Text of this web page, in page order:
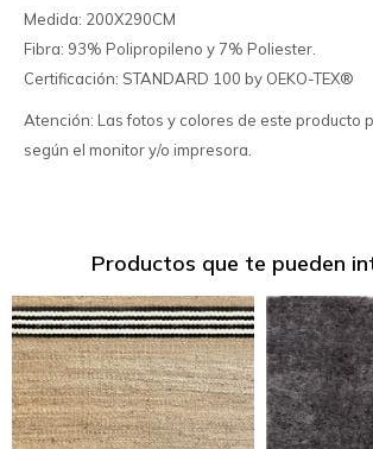
Medida: 200X290CM
Fibra: 93% Polipropileno y 7% Poliester.
Certificación: STANDARD 100 by OEKO-TEX®
Atención: Las fotos y colores de este producto
según el monitor y/o impresora.
Productos que te pueden